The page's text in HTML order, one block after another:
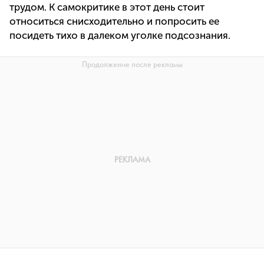
трудом. К самокритике в этот день стоит
относиться снисходительно и попросить ее
посидеть тихо в далеком уголке подсознания.